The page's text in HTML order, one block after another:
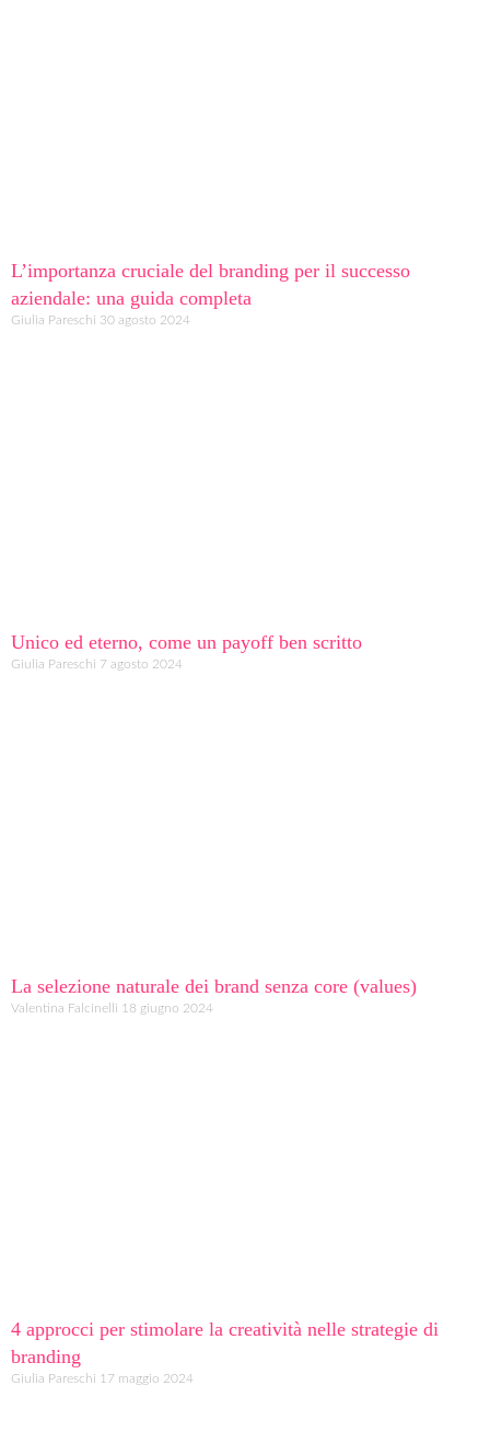
L’importanza cruciale del branding per il successo
aziendale: una guida completa
Giulia Pareschi 30 agosto 2024
Unico ed eterno, come un payoff ben scritto
Giulia Pareschi 7 agosto 2024
La selezione naturale dei brand senza core (values)
Valentina Falcinelli 18 giugno 2024
4 approcci per stimolare la creatività nelle strategie di
branding
Giulia Pareschi 17 maggio 2024